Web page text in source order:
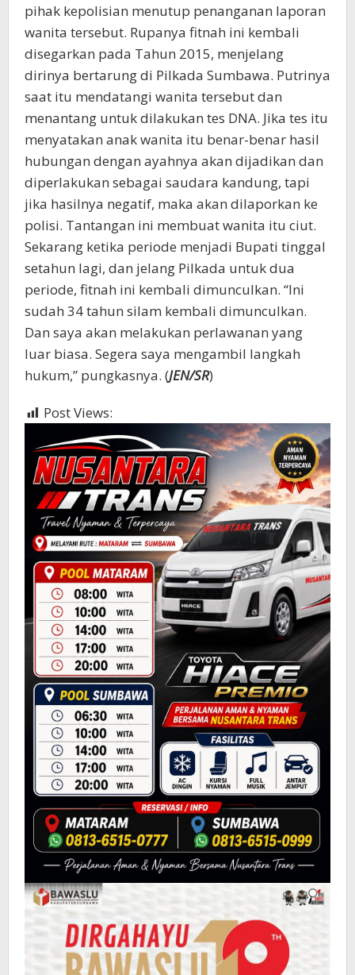
pihak kepolisian menutup penanganan laporan
wanita tersebut. Rupanya fitnah ini kembali
disegarkan pada Tahun 2015, menjelang
dirinya bertarung di Pilkada Sumbawa. Putrinya
saat itu mendatangi wanita tersebut dan
menantang untuk dilakukan tes DNA. Jika tes itu
menyatakan anak wanita itu benar-benar hasil
hubungan dengan ayahnya akan dijadikan dan
diperlakukan sebagai saudara kandung, tapi
jika hasilnya negatif, maka akan dilaporkan ke
polisi. Tantangan ini membuat wanita itu ciut.
Sekarang ketika periode menjadi Bupati tinggal
setahun lagi, dan jelang Pilkada untuk dua
periode, fitnah ini kembali dimunculkan. “Ini
sudah 34 tahun silam kembali dimunculkan.
Dan saya akan melakukan perlawanan yang
luar biasa. Segera saya mengambil langkah
hukum,” pungkasnya. (JEN/SR)
Post Views: